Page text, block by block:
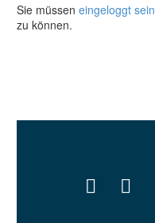
Sie müssen eingeloggt sein
zu können.